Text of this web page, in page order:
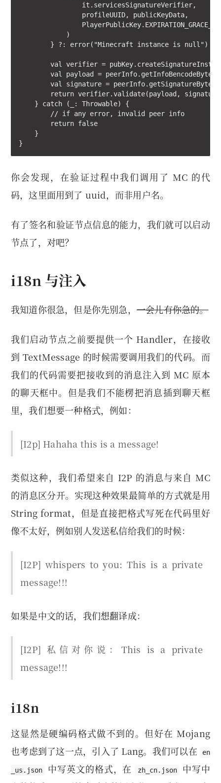
                it.servicesSignatureVerifier,
                profileUUID, publicKeyData,
            )
        } ?: error("Minecraft instance is null")
val verifier =
val payload =
val signature =
return verifier.validate(payload,
    } catch (_: Throwable) {
        // if any error, invalid peer info
        return false
    }
}
你会发现，在验证过程中我们调用了 MC 的代
码，这里面用到了 uuid，而非用户名。
有了签名和验证节点信息的能力，我们就可以启动
节点了，对吧？
i18n 与注入
我知道你很急，但是你先别急， 一会儿有你急的。
我们启动节点之前要提供一个 Handler，在接收
到 TextMessage 的时候需要调用我们的代码。而
我们的代码需要把接收到的消息注入到 MC 原本
的聊天框中。但是我们不能楞把消息插到聊天框
里，我们想要一种格式，例如：
[I2p] Hahaha this is a message!
类似这种，我们希望来自 I2P 的消息与来自 MC
的消息区分开。实现这种效果最简单的方式就是用
String format，但是直接把格式写死在代码里好
像不太好，例如别人发送私信给我们的时候：
[I2P] whispers to you: This is a private
message!!!
如果是中文的话，我们想翻译成：
[I2P]私信对你说：This is a private
message!!!
i18n
这显然是硬编码格式做不到的。但好在 Mojang
也考虑到了这一点，引入了 Lang。我们可以在
en
_us.json 中写英文的格式，在 zh_cn.json
中写中